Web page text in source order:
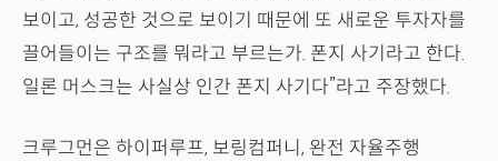
보이고, 성공한 것으로 보이기 때문에 또 새로운 투자자를
끌어들이는 구조를 뭐라고 부르는가. 폰지 사기라고 한다.
일론 머스크는 사실상 인간 폰지 사기다”라고 주장했다.
크루그먼은 하이퍼루프, 보링컴퍼니, 완전 자율주행